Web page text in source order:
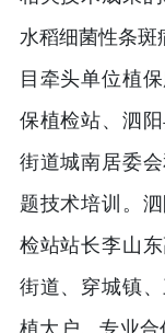
水稻细菌性条斑
目牵头单位植
保植检站、泗
街道城南居委
题技术培训。
检站站长李山
街道、穿城镇